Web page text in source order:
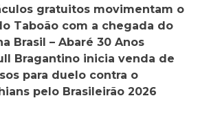
gratuitos movimentam o
Taboão com a chegada do
Brasil – Abaré 30 Anos
Bragantino inicia venda de
para duelo contra o
pelo Brasileirão 2026